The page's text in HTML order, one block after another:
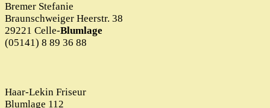
Bremer Stefanie
Braunschweiger Heerstr. 38
29221 Celle-Blumlage
(05141) 8 89 36 88
Haar-Lekin Friseur
Blumlage 112